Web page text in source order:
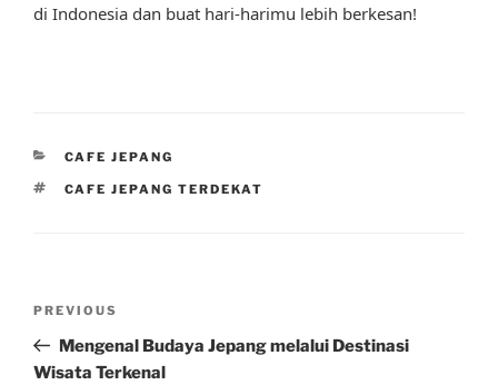
di Indonesia dan buat hari-harimu lebih berkesan!
CATEGORIES
CAFE JEPANG
TAGS
CAFE JEPANG TERDEKAT
Previous
Post
PREVIOUS
Mengenal Budaya Jepang melalui Destinasi
Wisata Terkenal